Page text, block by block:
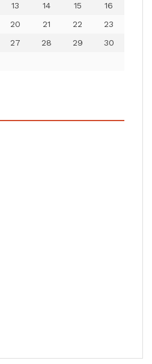
13 14 15
16
20 21 22
23
27 28 29
30